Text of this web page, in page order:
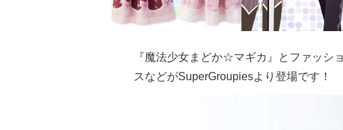
『魔法少女まどか☆マギカ』とファッシ
スなどがSuperGroupiesより登場です！